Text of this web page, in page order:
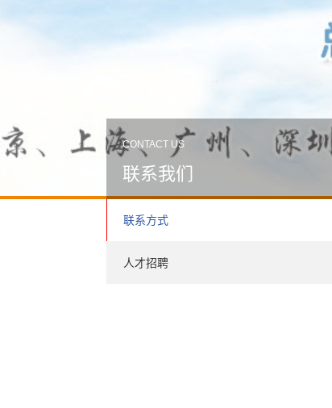
CONTACT US
联系我们
联系方式
人才招聘